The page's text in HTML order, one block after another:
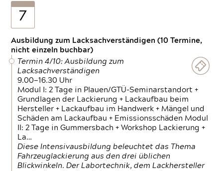
7
Ausbildung zum Lacksachverständigen (10 Termine,
nicht einzeln buchbar)
Termin 4/10: Ausbildung zum
Lacksachverständigen
9.00—16.30 Uhr
Modul I: 2 Tage in Plauen/GTÜ-Seminarstandort +
Grundlagen der Lackierung + Lackaufbau beim
Hersteller + Lackaufbau im Handwerk + Mängel und
Schäden am Lackaufbau + Emissionsschäden Modul
II: 2 Tage in Gummersbach + Workshop Lackierung +
La…
Diese Intensivausbildung beleuchtet das Thema
Fahrzeuglackierung aus den drei üblichen
Blickwinkeln. Der Labortechnik, dem Lackhersteller